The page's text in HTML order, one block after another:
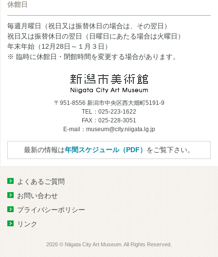
休館日
毎週月曜日（祝日又は振替休日の場合は、その翌日）
祝日又は振替休日の翌日（日曜日にあたる場合は火曜日）
年末年始（12月28日～１月３日）
※ 臨時に休館日・閉館時間を変更する場合があります。
〒951-8556 新潟市中央区西大畑町5191-9
TEL：025-223-1622
FAX：025-228-3051
E-mail：museum@city.niigata.lg.jp
最新の情報は年間スケジュール（PDF） をご覧下さい。
よくあるご質問
お問い合わせ
プライバシーポリシー
リンク
2026 © Niigata City Art Museum. All Rights Reserved.